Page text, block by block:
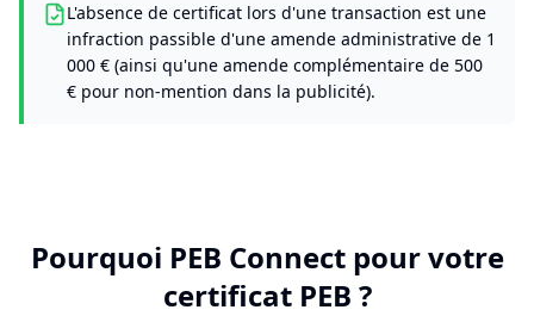
L'absence de certificat lors d'une transaction est une
infraction passible d'une amende administrative de 1
000 € (ainsi qu'une amende complémentaire de 500
€ pour non-mention dans la publicité).
Pourquoi PEB Connect pour votre
certificat PEB ?